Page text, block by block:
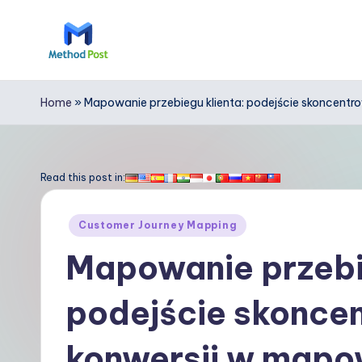
M
e
h
Home » Mapowanie przebiegu klienta: podejście
Read this post in:
Posted
Customer Journey Mapping
Mapowanie
podejście